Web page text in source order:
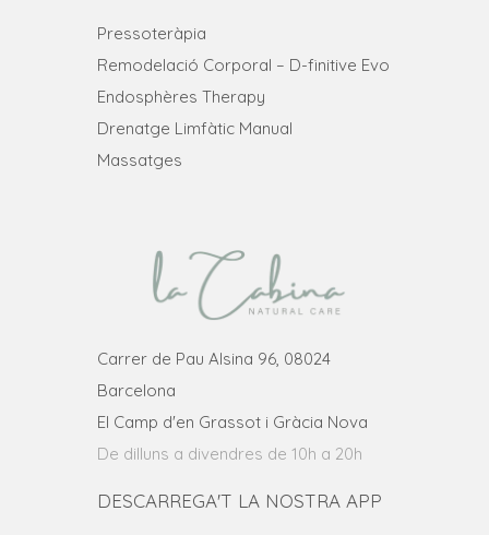
Pressoteràpia
Remodelació Corporal – D-finitive Evo
Endosphères Therapy
Drenatge Limfàtic Manual
Massatges
Carrer de Pau Alsina 96, 08024
Barcelona
El Camp d'en Grassot i Gràcia Nova
De dilluns a divendres de 10h a 20h
DESCARREGA'T LA NOSTRA APP